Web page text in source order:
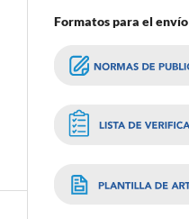
Formatos para el envío